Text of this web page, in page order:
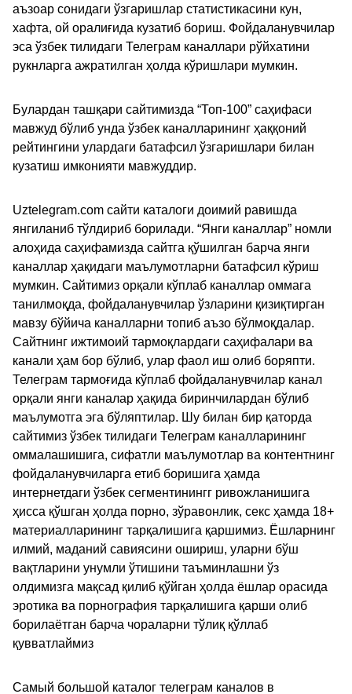
аъзоар сонидаги ўзгаришлар статистикасини кун,
хафта, ой оралиғида кузатиб бориш. Фойдаланувчилар
эса ўзбек тилидаги Телеграм каналлари рўйхатини
рукнларга ажратилган ҳолда кўришлари мумкин.
Булардан ташқари сайтимизда “Топ-100” саҳифаси
мавжуд бўлиб унда ўзбек каналларининг ҳаққоний
рейтингини улардаги батафсил ўзгаришлари билан
кузатиш имконияти мавжуддир.
Uztelegram.com сайти каталоги доимий равишда
янгиланиб тўлдириб борилади. “Янги каналлар” номли
алоҳида саҳифамизда сайтга қўшилган барча янги
каналлар ҳақидаги маълумотларни батафсил кўриш
мумкин. Сайтимиз орқали кўплаб каналлар оммага
танилмоқда, фойдаланувчилар ўзларини қизиқтирган
мавзу бўйича каналларни топиб аъзо бўлмоқдалар.
Сайтнинг ижтимоий тармоқлардаги саҳифалари ва
канали ҳам бор бўлиб, улар фаол иш олиб боряпти.
Телеграм тармоғида кўплаб фойдаланувчилар канал
орқали янги каналар ҳақида биринчилардан бўлиб
маълумотга эга бўляптилар. Шу билан бир қаторда
сайтимиз ўзбек тилидаги Телеграм каналларининг
оммалашишига, сифатли маълумотлар ва контентнинг
фойдаланувчиларга етиб боришига ҳамда
интернетдаги ўзбек сегментинингг ривожланишига
ҳисса қўшган ҳолда порно, зўравонлик, секс ҳамда 18+
материалларининг тарқалишига қаршимиз. Ёшларнинг
илмий, маданий савиясини ошириш, уларни бўш
вақтларини унумли ўтишини таъминлашни ўз
олдимизга мақсад қилиб қўйган ҳолда ёшлар орасида
эротика ва порнография тарқалишига қарши олиб
борилаётган барча чораларни тўлиқ қўллаб
қувватлаймиз
Самый большой каталог телеграм каналов в